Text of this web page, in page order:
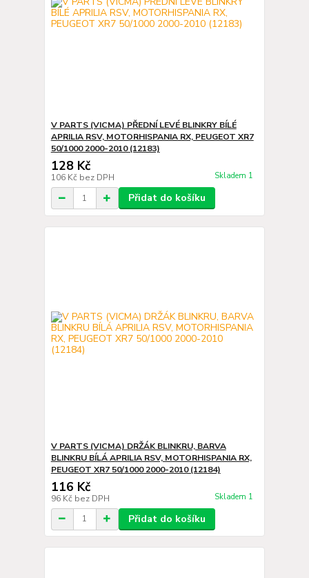
V PARTS (VICMA) PŘEDNÍ LEVÉ BLINKRY BÍLÉ
APRILIA RSV, MOTORHISPANIA RX, PEUGEOT XR7
50/1000 2000-2010 (12183)
128 Kč
106 Kč bez DPH Skladem 1
Přidat do košíku
V PARTS (VICMA) DRŽÁK BLINKRU, BARVA
BLINKRU BÍLÁ APRILIA RSV, MOTORHISPANIA RX,
PEUGEOT XR7 50/1000 2000-2010 (12184)
116 Kč
96 Kč bez DPH Skladem 1
Přidat do košíku